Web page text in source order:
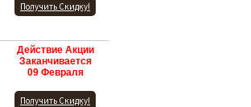
Получить Скидку!
Действие Акции
Заканчивается
09 Февраля
Получить Скидку!